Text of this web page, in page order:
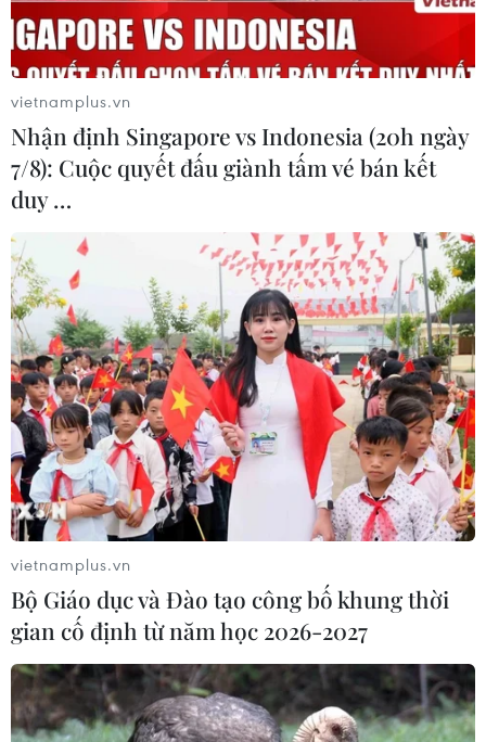
12/06/2020 12:27
Đại sứ UAE tại Mỹ cảnh báo kế hoạch sáp nhập của
Israel, dự kiến sẽ được thực thi vào ngày 1/7 tới, sẽ kích
động bạo lực và các phần tử cực đoan.
vietnamplus.vn
Nhận định Singapore vs Indonesia (20h ngày
7/8): Cuộc quyết đấu giành tấm vé bán kết
duy …
vietnamplus.vn
Bộ Giáo dục và Đào tạo công bố khung thời
gian cố định từ năm học 2026-2027